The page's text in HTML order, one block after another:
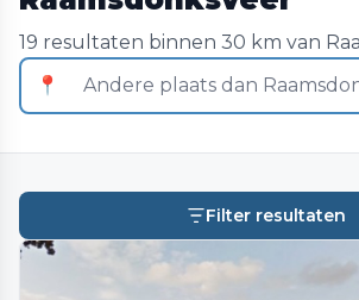
19 resultaten binnen 30 km van
📍
Filter resultaten